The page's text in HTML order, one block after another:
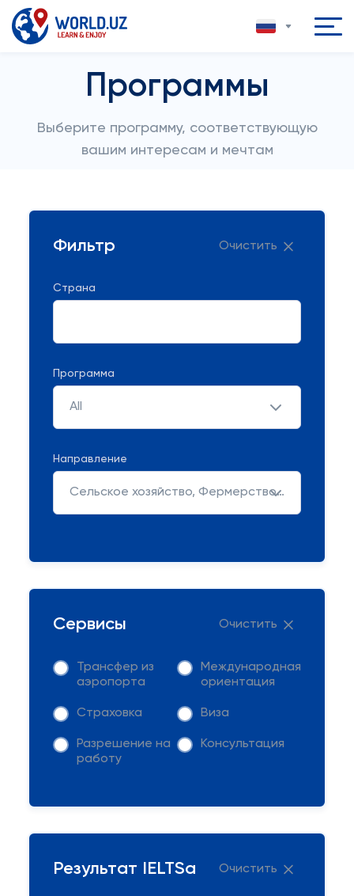
Программы
Выберите программу, соответствующую
вашим интересам и мечтам
Фильтр Очистить
Страна
Программа
All
Направление
Сельское хозяйство, Фермерство и Садоводство
Сервисы Очистить
Трансфер из
аэропорта
Международная
ориентация
Страховка Виза
Разрешение на
работу
Консультация
Результат IELTSа Очистить